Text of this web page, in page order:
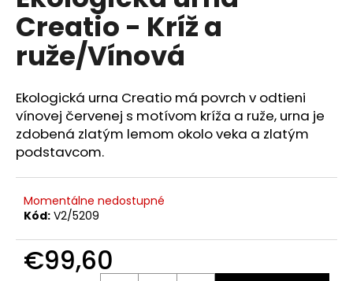
0,0
z
5
hviezdičiek.
Creatio - Kríž a
ruže/Vínová
Ekologická urna Creatio má povrch v odtieni
vínovej červenej s motívom kríža a ruže, urna je
zdobená zlatým lemom okolo veka a zlatým
podstavcom.
Momentálne nedostupné
Kód: V2/5209
€99,60
á
j
s
?
HĽADAŤ
O
d